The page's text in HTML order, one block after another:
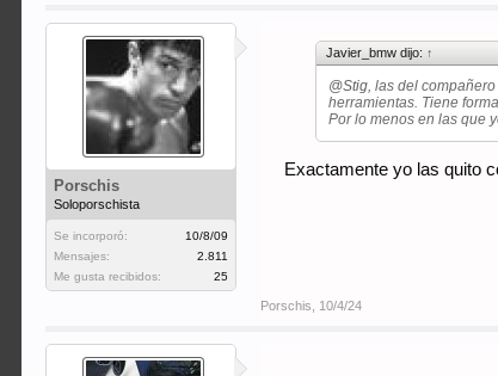
Porschis
Soloporschista
Se incorporó:
10/8/09
Mensajes:
2.811
Me gusta recibidos:
25
Javier_bmw dijo: ↑
@Stig, las del
herramientas. Tiene
Por lo menos en las que
Exactamente yo las quito
Porschis 10/4/24